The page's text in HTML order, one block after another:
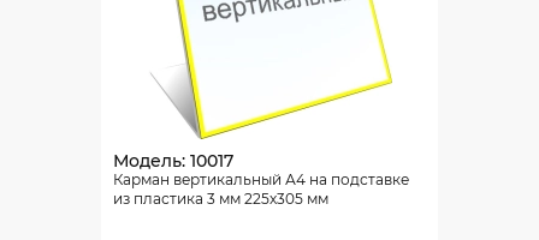
Модель: 10017
Карман вертикальный А4 на подставке
из пластика 3 мм 225х305 мм